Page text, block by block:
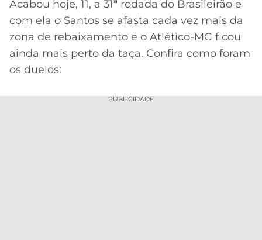
CÓDIGO
DE
INDICAÇÃO
BET365
CORINTHIANS
SÃO
PAULO
LIBERTADORES
COPA
DO
MERCADO
DA
BOLA
PALPITES
no Twitter
Acabou hoje, 11, a 31ª rodada do Brasileirão e
com ela o Santos se afasta cada vez mais da
zona de rebaixamento e o Atlético-MG ficou
ainda mais perto da taça. Confira como foram
os duelos:
PUBLICIDADE